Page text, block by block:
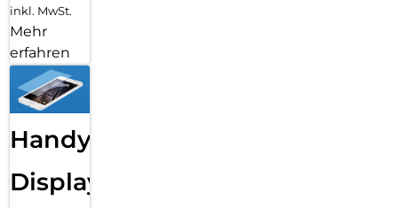
inkl. MwSt.
Mehr
erfahren
Handy
Displayfolie